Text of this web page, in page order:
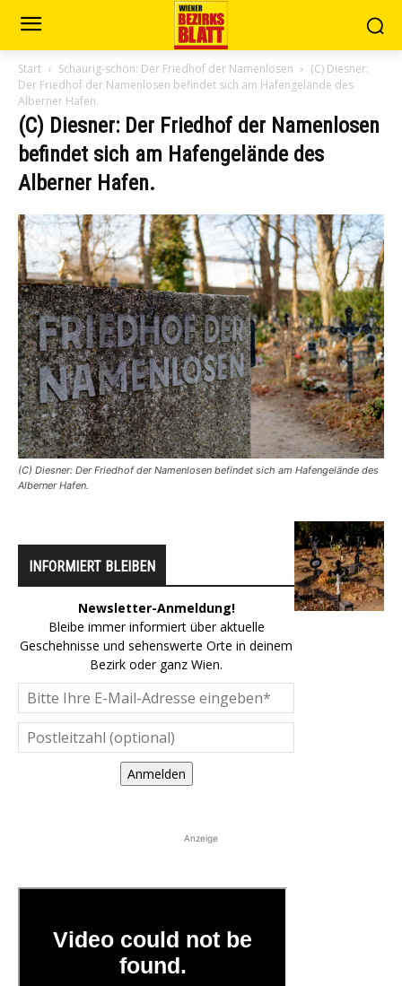
Start Schaurig-schön: Der Friedhof der Namenlosen
(C) Diesner:
Der Friedhof der Namenlosen befindet sich am Hafengelände des
Alberner Hafen.
(C) Diesner: Der Friedhof der Namenlosen
befindet sich am Hafengelände des
Alberner Hafen.
(C) Diesner: Der Friedhof der Namenlosen befindet sich am Hafengelände des
Alberner Hafen.
INFORMIERT BLEIBEN
Newsletter-Anmeldung!
Bleibe immer informiert über aktuelle
Geschehnisse und sehenswerte Orte in deinem
Bezirk oder ganz Wien.
Anmelden
Anzeige